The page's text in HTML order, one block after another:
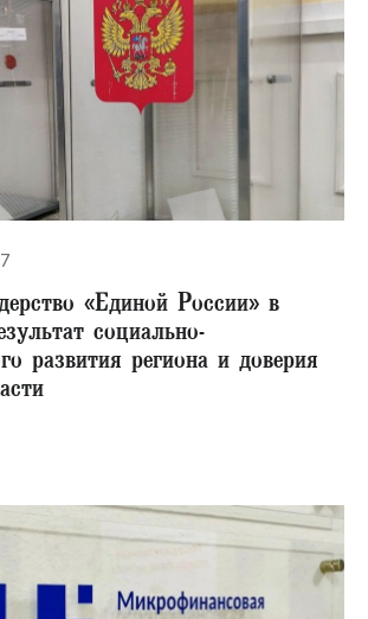
«Единой России» в
социально-
развития региона и доверия